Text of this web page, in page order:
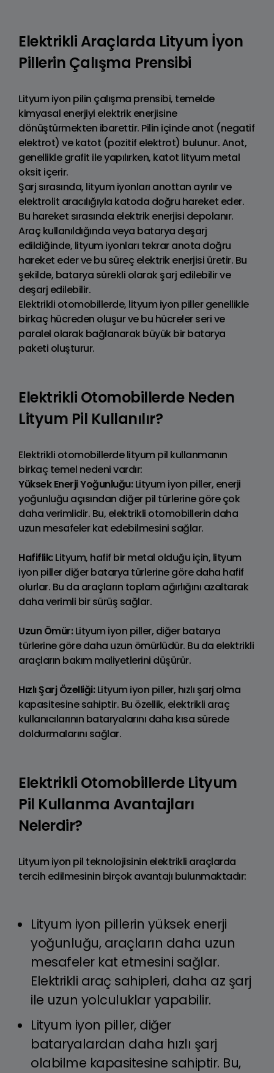
Elektrikli Araçlarda Lityum İyon
Pillerin Çalışma Prensibi
Lityum iyon pilin çalışma prensibi, temelde
kimyasal enerjiyi elektrik enerjisine
dönüştürmekten ibarettir. Pilin içinde anot (negatif
elektrot) ve katot (pozitif elektrot) bulunur. Anot,
genellikle grafit ile yapılırken, katot lityum metal
oksit içerir.
Şarj sırasında, lityum iyonları anottan ayrılır ve
elektrolit aracılığıyla katoda doğru hareket eder.
Bu hareket sırasında elektrik enerjisi depolanır.
Araç kullanıldığında veya batarya deşarj
edildiğinde, lityum iyonları tekrar anota doğru
hareket eder ve bu süreç elektrik enerjisi üretir. Bu
şekilde, batarya sürekli olarak şarj edilebilir ve
deşarj edilebilir.
Elektrikli otomobillerde, lityum iyon piller genellikle
birkaç hücreden oluşur ve bu hücreler seri ve
paralel olarak bağlanarak büyük bir batarya
paketi oluşturur.
Elektrikli Otomobillerde Neden
Lityum Pil Kullanılır?
Elektrikli otomobillerde lityum pil kullanmanın
birkaç temel nedeni vardır:
Yüksek Enerji Yoğunluğu:Lityum iyon piller, enerji
yoğunluğu açısından diğer pil türlerine göre çok
daha verimlidir. Bu, elektrikli otomobillerin daha
uzun mesafeler kat edebilmesini sağlar.
Hafiflik:Lityum, hafif bir metal olduğu için, lityum
iyon piller diğer batarya türlerine göre daha hafif
olurlar. Bu da araçların toplam ağırlığını azaltarak
daha verimli bir sürüş sağlar.
Uzun Ömür:Lityum iyon piller, diğer batarya
türlerine göre daha uzun ömürlüdür. Bu da elektrikli
araçların bakım maliyetlerini düşürür.
Hızlı Şarj Özelliği:Lityum iyon piller, hızlı şarj olma
kapasitesine sahiptir. Bu özellik, elektrikli araç
kullanıcılarının bataryalarını daha kısa sürede
doldurmalarını sağlar.
Elektrikli Otomobillerde Lityum
Pil Kullanma Avantajları
Nelerdir?
Lityum iyon pil teknolojisinin elektrikli araçlarda
tercih edilmesinin birçok avantajı bulunmaktadır:
Lityum iyon pillerin yüksek enerji
yoğunluğu, araçların daha uzun
mesafeler kat etmesini sağlar.
Elektrikli araç sahipleri, daha az şarj
ile uzun yolculuklar yapabilir.
Lityum iyon piller, diğer
bataryalardan daha hızlı şarj
olabilme kapasitesine sahiptir. Bu,